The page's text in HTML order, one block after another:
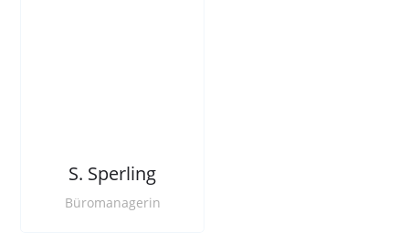
S. Sperling
Büromanagerin